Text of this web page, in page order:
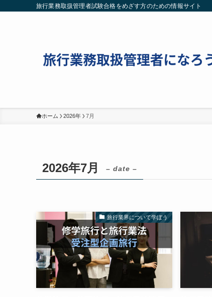
旅行業務取扱管理者試験合格をめざす方のための情報サイト
ホーム 2026年 7月
2026年7月 – date –
旅行業界について学ぼう